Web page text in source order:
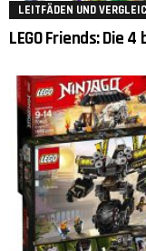
LEITFÄDEN UND
LEGO Friends: Die